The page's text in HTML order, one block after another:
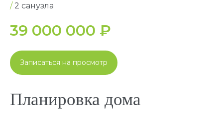
/2 санузла
39 000 000 ₽
Записаться на просмотр
Планировка дома